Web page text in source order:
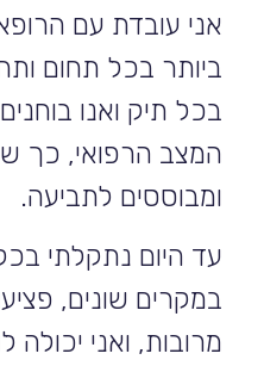
אני עובדת עם
ביותר בכל תחום
בכל תיק ואנו
המצב הרפואי, כך
ומבוססים לתביעה.
עד היום נתקלתי
במקרים שונים,
מרובות, ואני